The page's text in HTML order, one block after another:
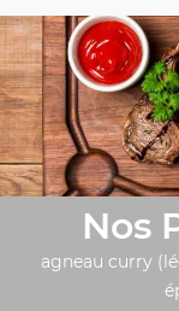
Nos
agneau curry